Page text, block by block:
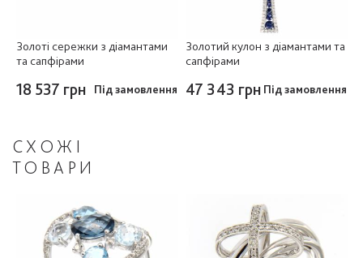
Золоті сережки з діамантами
та сапфірами
18 537 грн Під замовлення
Золотий кулон з діамантами та
сапфірами
47 343 грн Під замовлення
СХОЖІ
ТОВАРИ